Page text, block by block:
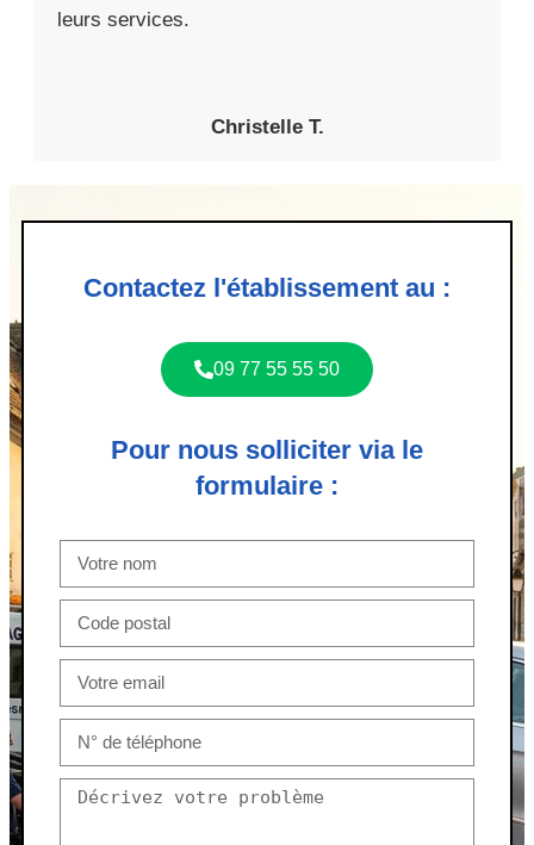
leurs services.
Christelle T.
Contactez l'établissement au :
09 77 55 55 50
Pour nous solliciter via le
formulaire :